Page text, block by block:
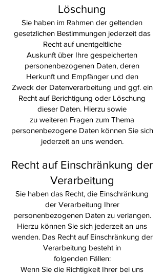
Löschung
Sie haben im Rahmen der geltenden
gesetzlichen Bestimmungen jederzeit das
Recht auf unentgeltliche
Auskunft über Ihre gespeicherten
personenbezogenen Daten, deren
Herkunft und Empfänger und den
Zweck der Datenverarbeitung und ggf. ein
Recht auf Berichtigung oder Löschung
dieser Daten. Hierzu sowie
zu weiteren Fragen zum Thema
personenbezogene Daten können Sie sich
jederzeit an uns wenden.
Recht auf Einschränkung der
Verarbeitung
Sie haben das Recht, die Einschränkung
der Verarbeitung Ihrer
personenbezogenen Daten zu verlangen.
Hierzu können Sie sich jederzeit an uns
wenden. Das Recht auf Einschränkung der
Verarbeitung besteht in
folgenden Fällen:
Wenn Sie die Richtigkeit Ihrer bei uns